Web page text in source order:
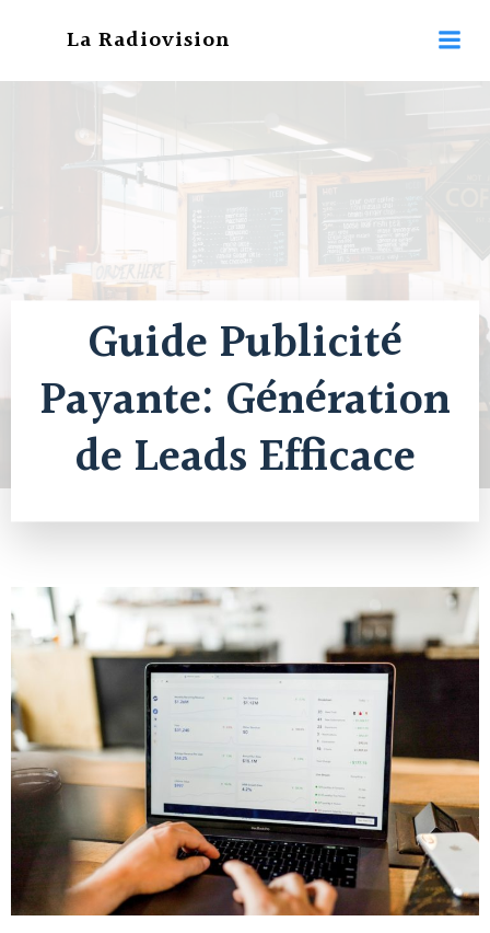
La Radiovision
Guide Publicité
Payante: Génération
de Leads Efficace